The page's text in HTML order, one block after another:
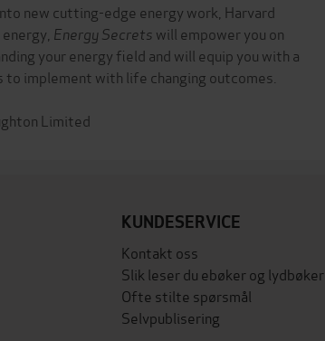
new cutting-edge energy work, Harvard
Energy Secrets will empower you on
your energy field and will equip you with a
implement with life changing outcomes.
KUNDESERVICE
Kontakt oss
Slik leser du ebøker og lydbøker
Ofte stilte spørsmål
Selvpublisering